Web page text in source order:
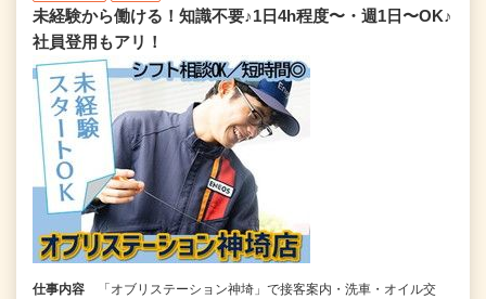
未経験から働ける！知識不要♪1日4h程度〜・週1日〜OK♪
社員登用もアリ！
仕事内容
「オブリステーション神埼」で接客案内・洗車・オイル交